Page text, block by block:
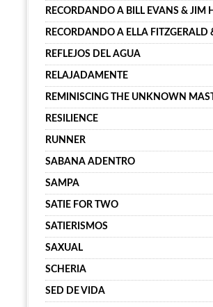
RECORDANDO A BILL EVANS & JIM
RECORDANDO A ELLA FITZGERALD
REFLEJOS DEL AGUA
RELAJADAMENTE
REMINISCING THE UNKNOWN
RESILIENCE
RUNNER
SABANA ADENTRO
SAMPA
SATIE FOR TWO
SATIERISMOS
SAXUAL
SCHERIA
SED DE VIDA